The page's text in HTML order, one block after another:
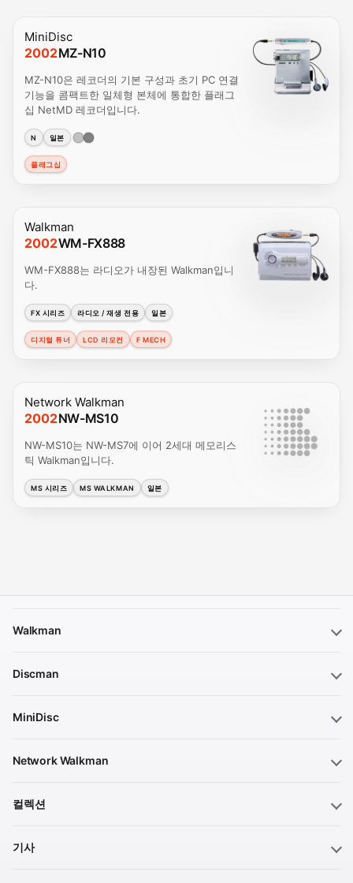
MiniDisc
2002MZ-N10
MZ-N10은 레코더의 기본 구성과 초기 PC 연결
기능을 콤팩트한 일체형 본체에 통합한 플래그
십 NetMD 레코더입니다.
N 일본
플래그십
Walkman
2002WM-FX888
WM-FX888는 라디오가 내장된 Walkman입니
다.
FX 시리즈 라디오 / 재생 전용 일본
디지털 튜너 LCD 리모컨 F MECH
Network Walkman
2002NW-MS10
NW-MS10는 NW-MS7에 이어 2세대 메모리스
틱 Walkman입니다.
MS 시리즈 MS WALKMAN 일본
Walkman
Discman
MiniDisc
Network Walkman
컬렉션
기사